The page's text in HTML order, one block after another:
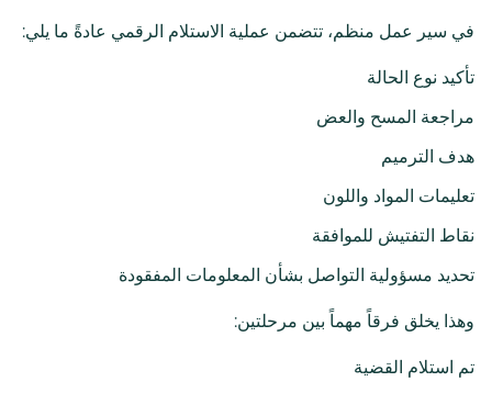
في سير عمل منظم، تتضمن عملية الاستلام الرقمي عادةً ما يلي:
تأكيد نوع الحالة
مراجعة المسح والعض
هدف الترميم
تعليمات المواد واللون
نقاط التفتيش للموافقة
تحديد مسؤولية التواصل بشأن المعلومات المفقودة
وهذا يخلق فرقاً مهماً بين مرحلتين:
تم استلام القضية